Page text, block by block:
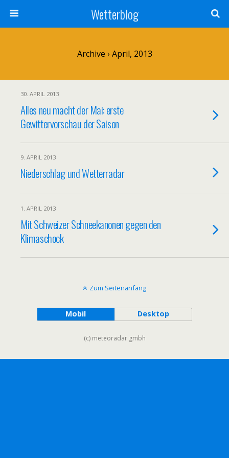
Wetterblog
Archive › April, 2013
30. APRIL 2013
Alles neu macht der Mai: erste
Gewittervorschau der Saison
9. APRIL 2013
Niederschlag und Wetterradar
1. APRIL 2013
Mit Schweizer Schneekanonen gegen den
Klimaschock
Zum Seitenanfang
Mobil Desktop
(c) meteoradar gmbh